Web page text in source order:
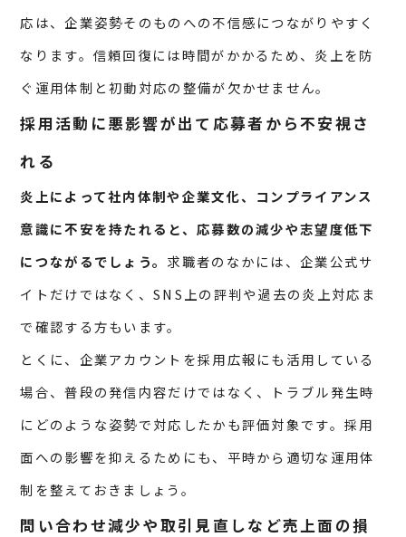
応は、企業姿勢そのものへの不信感につながりやすく
なります。信頼回復には時間がかかるため、炎上を防
ぐ運用体制と初動対応の整備が欠かせません。
採用活動に悪影響が出て応募者から不安視さ
れる
炎上によって社内体制や企業文化、コンプライアンス
意識に不安を持たれると、応募数の減少や志望度低下
につながるでしょう。 求職者のなかには、企業公式サ
イトだけではなく、SNS上の評判や過去の炎上対応ま
で確認する方もいます。
とくに、企業アカウントを採用広報にも活用している
場合、普段の発信内容だけではなく、トラブル発生時
にどのような姿勢で対応したかも評価対象です。採用
面への影響を抑えるためにも、平時から適切な運用体
制を整えておきましょう。
問い合わせ減少や取引見直しなど売上面の損